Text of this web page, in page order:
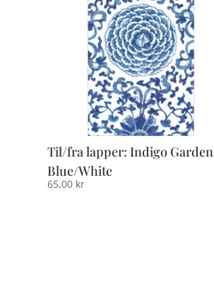
Til/fra lapper: Indigo Garden
Blue/White
65,00 kr